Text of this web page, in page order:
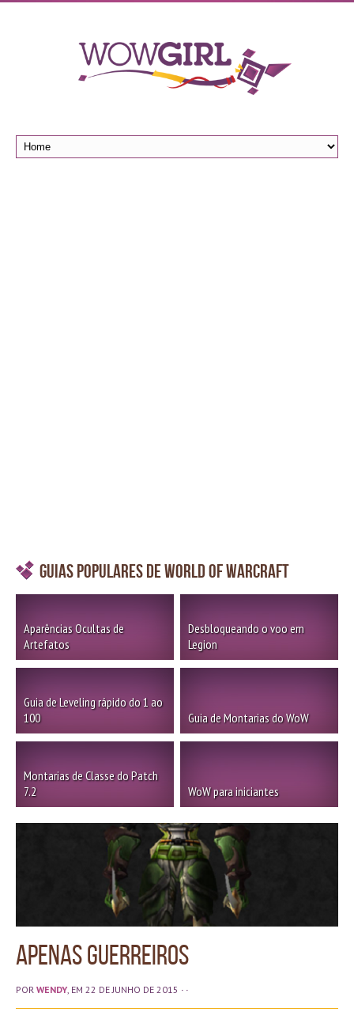
Guias Populares de World of Warcraft
Aparências Ocultas de
Artefatos
Desbloqueando o voo em
Legion
Guia de Leveling rápido do 1 ao
100
Guia de Montarias do WoW
Montarias de Classe do Patch
7.2
WoW para iniciantes
Apenas Guerreiros
POR WENDY , EM 22 DE JUNHO DE 2015 · ·